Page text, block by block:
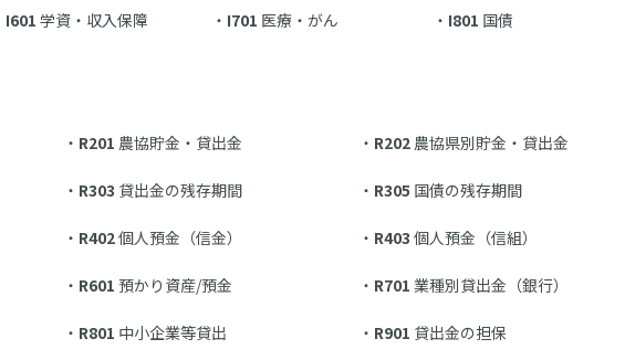
I601 学資・収入保障 I701 医療・がん I801 国債
R201 農協貯金・貸出金 R202農協県別貯金・貸出金
R303 貸出金の残存期間 R305 国債の残存期間
R402個人預金（信金） R403 個人預金（信組）
R601 預かり資産/預金 R701 業種別貸出金（銀行）
R801 中小企業等貸出 R901 貸出金の担保